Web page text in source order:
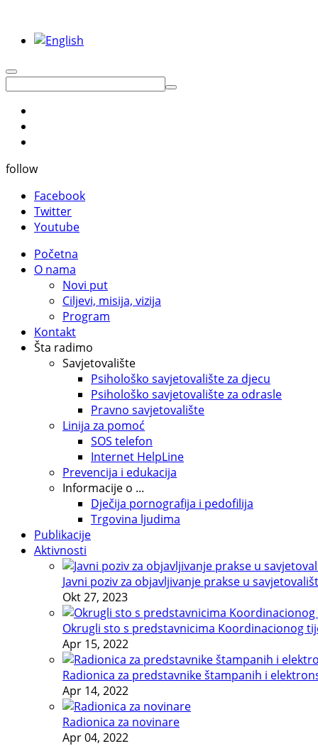
follow
Facebook
Twitter
Youtube
Početna
O nama
Novi put
Ciljevi, misija, vizija
Program
Kontakt
Šta radimo
Savjetovalište
Psihološko savjetovalište za djecu
Psihološko savjetovalište za odrasle
Pravno savjetovalište
Linija za pomoć
SOS telefon
Internet HelpLine
Prevencija i edukacija
Informacije o ...
Dječija pornografija i pedofilija
Trgovina ljudima
Publikacije
Aktivnosti
Javni poziv za objavljivanje prakse u
Okt 27, 2023
Okrugli sto s predstavnicima Koordinacionog
Apr 15, 2022
Radionica za predstavnike štampanih i
Apr 14, 2022
Radionica za novinare
Apr 04, 2022